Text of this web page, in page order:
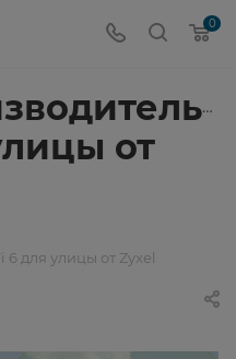
0
от
для улицы от Zyxel